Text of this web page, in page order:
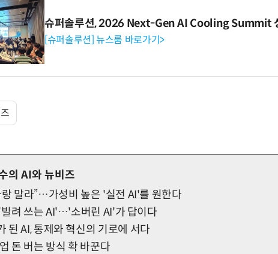
슈퍼솔루션, 2026 Next-Gen AI Cooling Summit
[슈퍼솔루션] 뉴스룸 바로가기>
의 AI와 뉴비즈
랑 말라”…가성비 높은 '실전 AI'를 원한다
'빌려 쓰는 AI'…'소버린 AI'가 답이다
된 AI, 통제와 혁신의 기로에 서다
업 돈 버는 방식 확 바꾼다